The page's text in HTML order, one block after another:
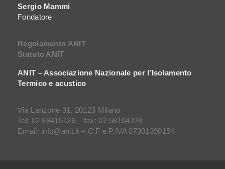
Sergio Mammi
Fondatore
Regolamento ANIT
Statuto ANIT
ANIT – Associazione Nazionale per l’Isolamento
Termico e acustico
Via Lanzone 31, 20123 Milano
Tel: 02 89415126 – fax: 02 58104378
Email: info@anit.it – C.F e P.IVA 07301390154